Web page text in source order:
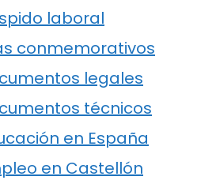
laboral
conmemorativos
legales
técnicos
en España
en Castellón